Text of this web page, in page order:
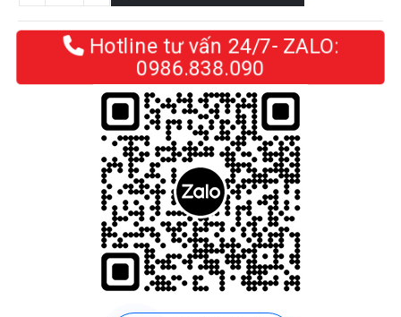
Hotline tư vấn 24/7- ZALO:
0986.838.090